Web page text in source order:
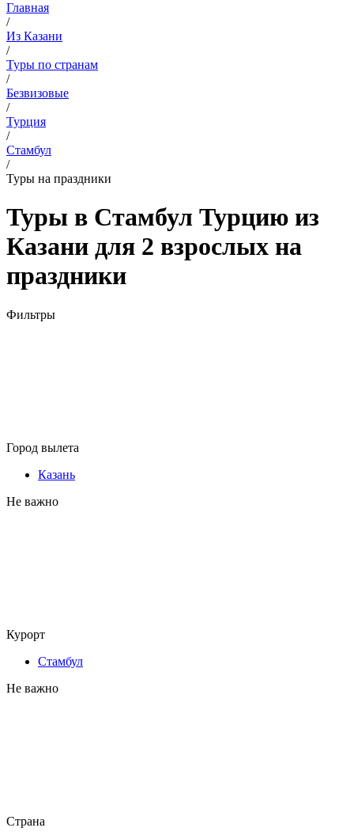
Главная
/
Из Казани
/
Туры по странам
/
Безвизовые
/
Турция
/
Стамбул
/
Туры на праздники
Туры в Стамбул Турцию из
Казани для 2 взрослых на
праздники
Фильтры
Город вылета
Казань
Не важно
Курорт
Стамбул
Не важно
Страна